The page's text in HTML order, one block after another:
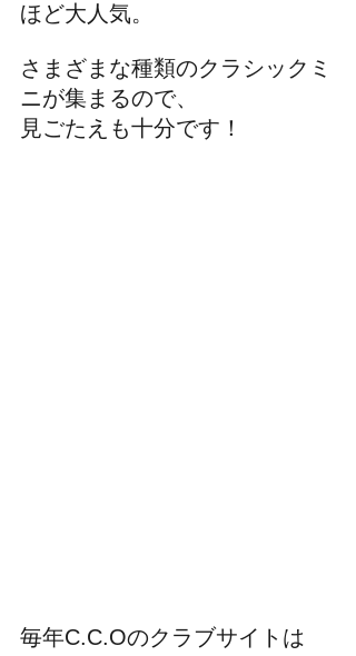
ほど大人気。
さまざまな種類のクラシックミ
ニが集まるので、
見ごたえも十分です！
毎年C.C.Oのクラブサイトは